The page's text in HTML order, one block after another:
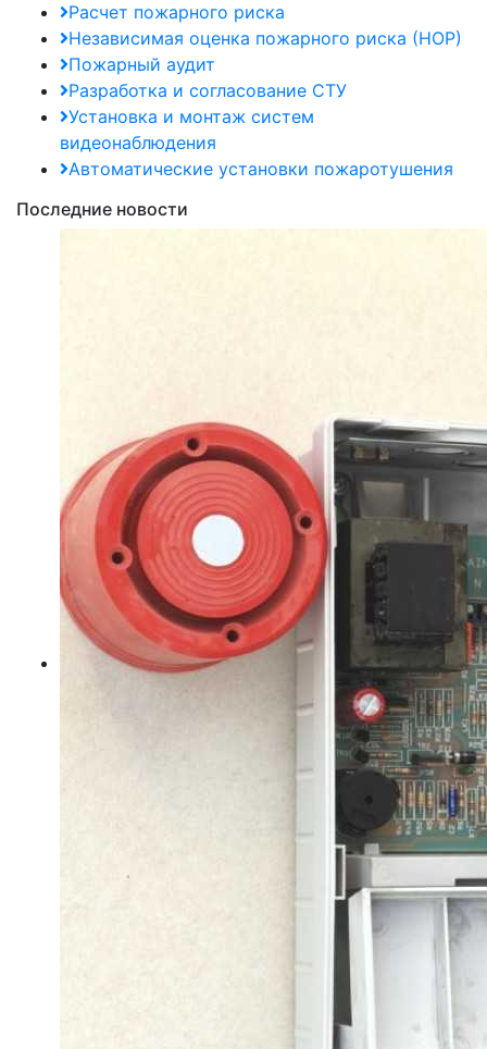
Расчет пожарного риска
Независимая оценка пожарного риска (НОР)
Пожарный аудит
Разработка и согласование СТУ
Установка и монтаж систем
видеонаблюдения
Автоматические установки пожаротушения
Последние новости